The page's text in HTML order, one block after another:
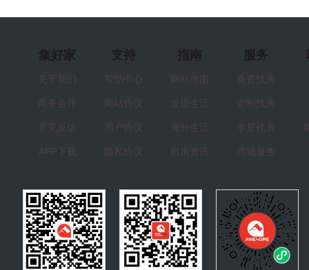
集好家
关于我们
商务合作
意见反馈
APP下载
支持
帮助中心
网站协议
用户协议
隐私协议
指南
网站地图
发现生活
海外生活
租房资讯
服务
免费找房
定制找房
学居代表
商城服务